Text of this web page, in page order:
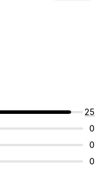
25
0
0
0